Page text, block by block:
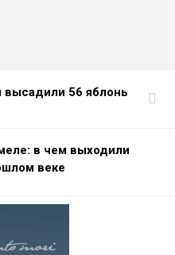
56 яблонь
в чем выходили
веке